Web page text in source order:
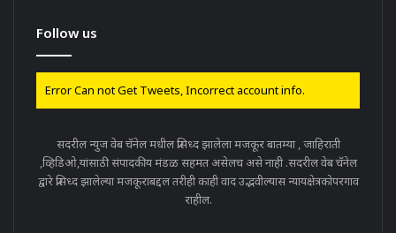
Follow us
Error Can not Get Tweets, Incorrect account info.
सदरील न्युज वेब चॅनेल मधील प्रसिध्द झालेला मजकूर बातम्या , जाहिराती
,व्हिडिओ,यांसाठी संपादकीय मंडळ सहमत असेलच असे नाही .सदरील वेब चॅनेल
द्वारे प्रसिध्द झालेल्या मजकूराबद्दल तरीही काही वाद उद्भवील्यास न्यायक्षेत्रकोपरगाव
राहील.